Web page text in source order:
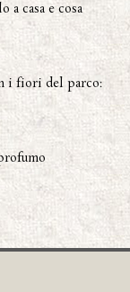
a casa e cosa
i fiori del parco: